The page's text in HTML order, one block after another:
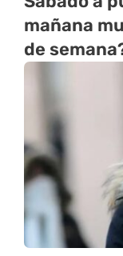
mañana
de